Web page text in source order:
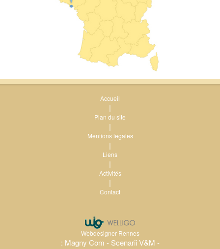
Accueil
|
Plan du site
|
Mentions legales
|
Liens
|
Activités
|
Contact
Webdesigner Rennes
: Magny Com - Scenarii V&M -